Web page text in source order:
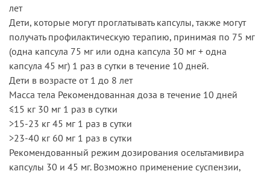
лет
Дети, которые могут проглатывать капсулы, также могут
получать профилактическую терапию, принимая по 75 мг
(одна капсула 75 мг или одна капсула 30 мг + одна
капсула 45 мг) 1 раз в сутки в течение 10 дней.
Дети в возрасте от 1 до 8 лет
Масса тела Рекомендованная доза в течение 10 дней
≤15 кг 30 мг 1 раз в сутки
>15-23 кг 45 мг 1 раз в сутки
>23-40 кг 60 мг 1 раз в сутки
Рекомендованный режим дозирования осельтамивира
капсулы 30 и 45 мг. Возможно применение суспензии,